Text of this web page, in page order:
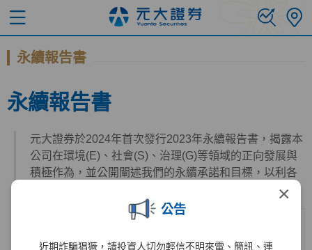
×
公告
近期詐騙猖獗，請投資人切勿輕信不明來電、簡訊、連
永續報告書
永續報告書
元大證券於2024年首次發行2023年永續報告書，揭露本
公司在環境(E)、社會(S)、治理(G)等領域的正向發展與
積極作為，並公開闡述我們的永續承諾和目標，以利各